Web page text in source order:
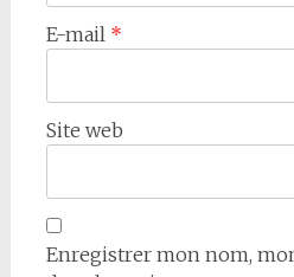
E-mail *
Site web
Enregistrer mon nom,